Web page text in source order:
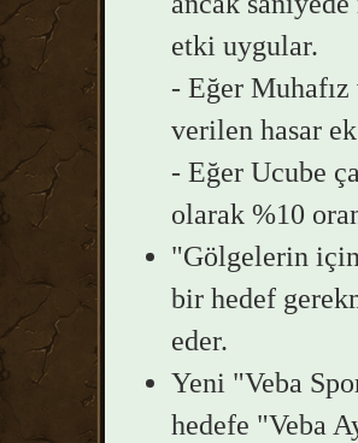
etki uygular.
- Eğer Muhafız
verilen hasar
- Eğer Ucube
olarak %10
"Gölgelerin
bir hedef
eder.
Yeni "Veba
hedefe "Veba